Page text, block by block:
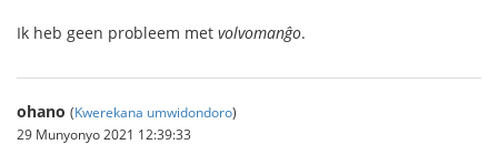
Ik heb geen probleem met volvomanĝo.
ohano (Kwerekana umwidondoro)
29 Munyonyo 2021 12:39:33